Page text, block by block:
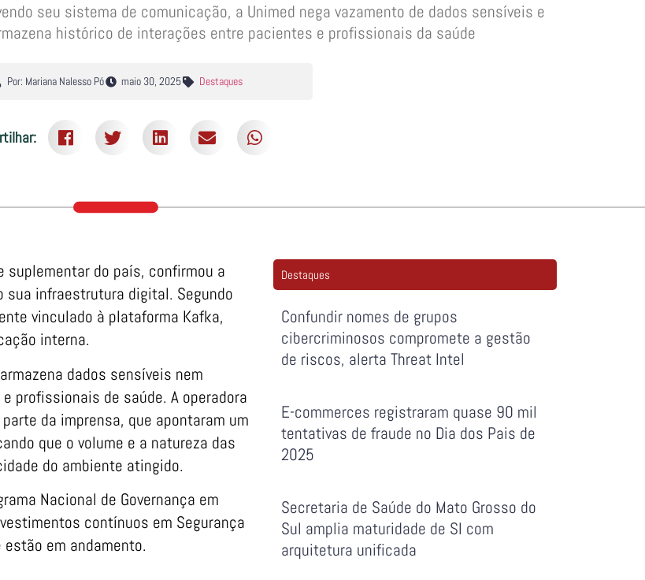
seu sistema de comunicação, a Unimed nega vazamento de dados sensíveis e
histórico de interações entre pacientes e profissionais da saúde
Por: Mariana Nalesso Pó maio 30, 2025 Destaques
suplementar do país, confirmou a
sua infraestrutura digital. Segundo
vinculado à plataforma Kafka,
interna.
dados sensíveis nem
profissionais de saúde. A operadora
da imprensa, que apontaram um
que o volume e a natureza das
do ambiente atingido.
Nacional de Governança em
contínuos em Segurança
em andamento.
Destaques
Confundir nomes de grupos
cibercriminosos compromete a gestão
de riscos, alerta Threat Intel
E-commerces registraram quase 90 mil
tentativas de fraude no Dia dos Pais de
2025
Secretaria de Saúde do Mato Grosso do
Sul amplia maturidade de SI com
arquitetura unificada